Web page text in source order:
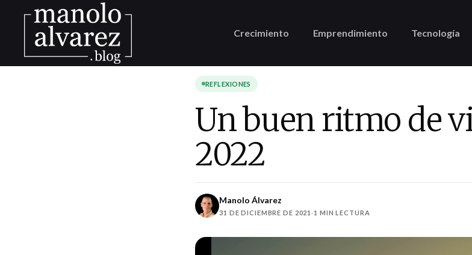
Crecimiento Emprendimiento Tecnología
REFLEXIONES
Un buen ritmo de
2022
Manolo Álvarez
31 DE DICIEMBRE DE 2021·1 MIN LECTURA